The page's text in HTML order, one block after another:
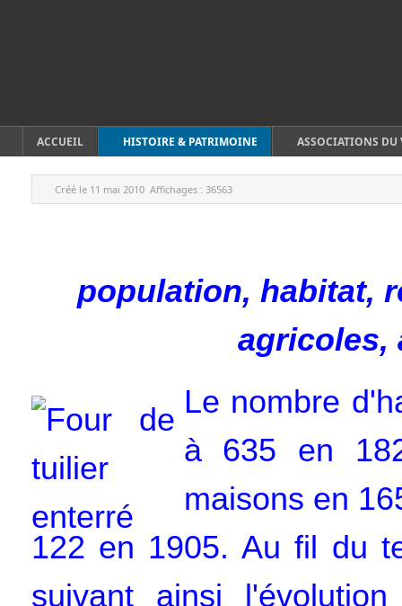
ACCUEIL HISTOIRE & PATRIMOINE ASSOCIATIONS DU
Créé le 11 mai 2010 Affichages : 36563
population, habitat,
agricoles,
Le nombre
à 635 en
maisons en
122 en 1905. Au fil du
suivant ainsi